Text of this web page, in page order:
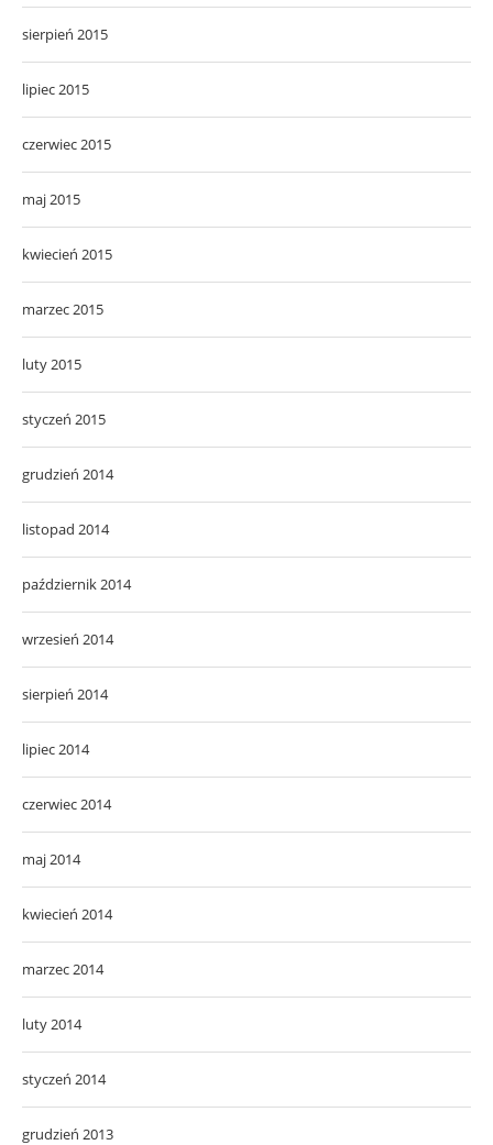
sierpień 2015
lipiec 2015
czerwiec 2015
maj 2015
kwiecień 2015
marzec 2015
luty 2015
styczeń 2015
grudzień 2014
listopad 2014
październik 2014
wrzesień 2014
sierpień 2014
lipiec 2014
czerwiec 2014
maj 2014
kwiecień 2014
marzec 2014
luty 2014
styczeń 2014
grudzień 2013